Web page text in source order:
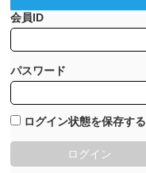
会員ID
パスワード
ログイン状態を保存する